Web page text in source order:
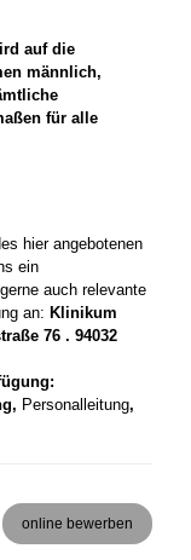
auf die
männlich,
für alle
hier angebotenen
ein
auch relevante
an: Klinikum
76 . 94032
Personalleitung,
online bewerben